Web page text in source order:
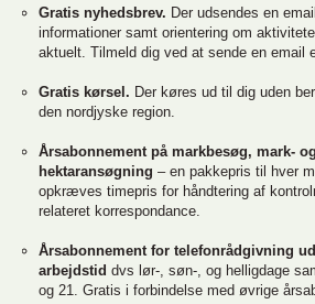
Gratis nyhedsbrev. Der udsendes en
informationer samt orientering om
aktuelt. Tilmeld dig ved at sende en email
Gratis kørsel. Der køres ud til dig uden
den nordjyske region.
Årsabonnement på markbesøg, mark-
hektaransøgning – en pakkepris til hver
opkræves timepris for håndtering af
relateret korrespondance.
Årsabonnement for telefonrådgivning
arbejdstid dvs lør-, søn-, og helligdage
og 21. Gratis i forbindelse med øvrige